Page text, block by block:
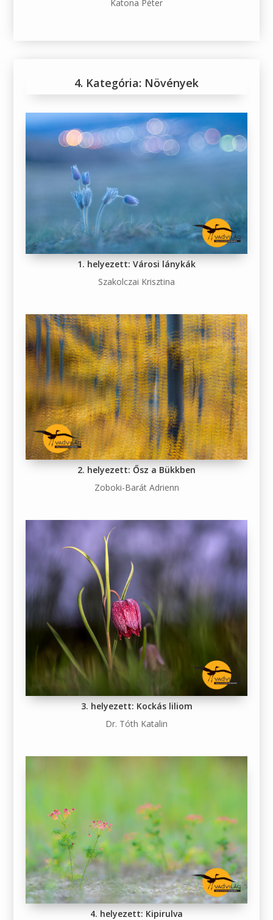
Katona Péter
4. Kategória: Növények
1. helyezett: Városi lánykák
Szakolczai Krisztina
2. helyezett: Ősz a Bükkben
Zoboki-Barát Adrienn
3. helyezett: Kockás liliom
Dr. Tóth Katalin
4. helyezett: Kipirulva